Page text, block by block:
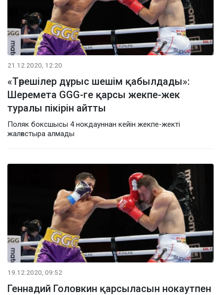
21.12.2020, 12:20
«Төрешілер дұрыс шешім қабылдады»:
Шеремета GGG-ге қарсы жекпе-жек
туралы пікірін айтты
Поляк боксшысы 4 нокдауннан кейін жекпе-жекті
жалғастыра алмады
19.12.2020, 09:52
Геннадий Головкин қарсыласын нокаутпен